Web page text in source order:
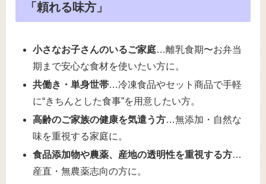
「頼れる味方」
小さなお子さんのいるご家庭…離乳食期〜お弁当
期まで安心な食材を使いたい方に。
共働き・単身世帯…冷凍食品やセット商品で手軽
に“きちんとした食事”を用意したい方。
高齢のご家族の健康を気遣う方…無添加・自然な
味を重視する家庭に。
食品添加物や農薬、産地の透明性を重視する方…
産直・無農薬志向の方に。